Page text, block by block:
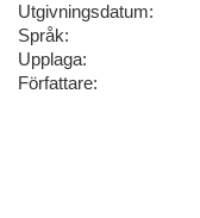
Utgivningsdatum:
Språk:
Upplaga:
Författare: